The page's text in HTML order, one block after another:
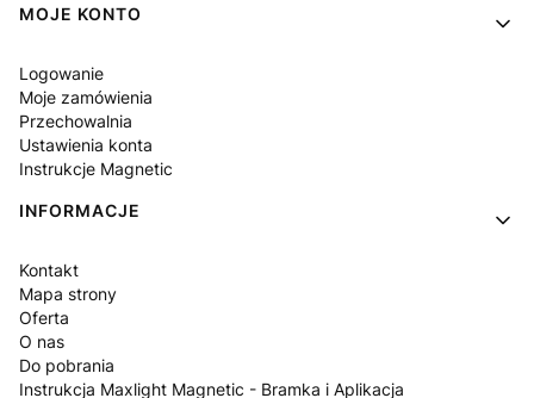
Linki w stopce
MOJE KONTO
Logowanie
Moje zamówienia
Przechowalnia
Ustawienia konta
Instrukcje Magnetic
INFORMACJE
Kontakt
Mapa strony
Oferta
O nas
Do pobrania
Instrukcja Maxlight Magnetic - Bramka i Aplikacja